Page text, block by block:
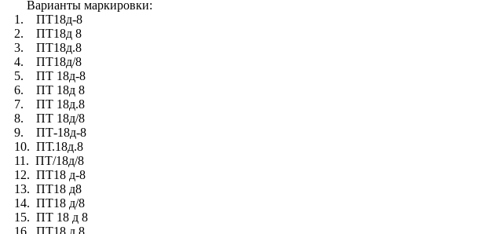
Варианты маркировки:
1. ПТ18д-8
2. ПТ18д 8
3. ПТ18д.8
4. ПТ18д/8
5. ПТ 18д-8
6. ПТ 18д 8
7. ПТ 18д.8
8. ПТ 18д/8
9. ПТ-18д-8
10. ПТ.18д.8
11. ПТ/18д/8
12. ПТ18 д-8
13. ПТ18 д8
14. ПТ18 д/8
15. ПТ 18 д 8